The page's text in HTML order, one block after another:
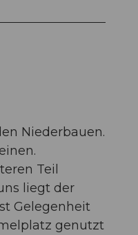
Niederbauen.
Teil
liegt der
Gelegenheit
genutzt